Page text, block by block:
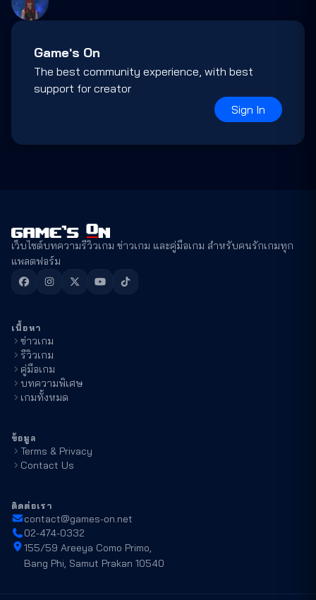
Game's On
The best community experience, with best
support for creator
Sign In
เว็บไซต์บทความรีวิวเกม ข่าวเกม และคู่มือเกม สำหรับคนรักเกมทุก
แพลตฟอร์ม
เนื้อหา
ข่าวเกม
รีวิวเกม
คู่มือเกม
บทความพิเศษ
เกมทั้งหมด
ข้อมูล
Terms & Privacy
Contact Us
ติดต่อเรา
contact@games-on.net
02-474-0332
155/59 Areeya Como Primo,
Bang Phi, Samut Prakan 10540